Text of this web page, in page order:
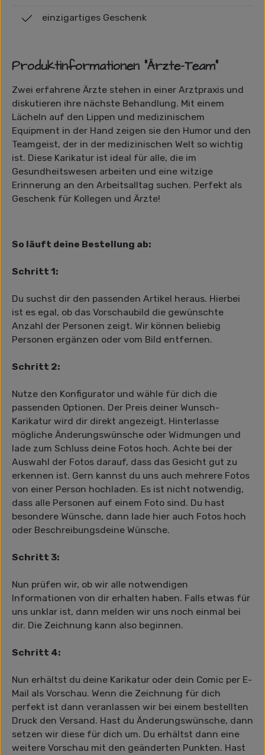
einzigartiges Geschenk
Produktinformationen "Ärzte-Team"
Zwei erfahrene Ärzte stehen in einer Arztpraxis und
diskutieren ihre nächste Behandlung. Mit einem
Lächeln auf den Lippen und medizinischem
Equipment in der Hand zeigen sie den Humor und den
Teamgeist, der in der medizinischen Welt so wichtig
ist. Diese Karikatur ist ideal für alle, die im
Gesundheitswesen arbeiten und eine witzige
Erinnerung an den Arbeitsalltag suchen. Perfekt als
Geschenk für Kollegen und Ärzte!
So läuft deine Bestellung ab:
Schritt 1:
Du suchst dir den passenden Artikel heraus. Hierbei
ist es egal, ob das Vorschaubild die gewünschte
Anzahl der Personen zeigt. Wir können beliebig
Personen ergänzen oder vom Bild entfernen.
Schritt 2:
Nutze den Konfigurator und wähle für dich die
passenden Optionen. Der Preis deiner Wunsch-
Karikatur wird dir direkt angezeigt. Hinterlasse
mögliche Änderungswünsche oder Widmungen und
lade zum Schluss deine Fotos hoch. Achte bei der
Auswahl der Fotos darauf, dass das Gesicht gut zu
erkennen ist. Gern kannst du uns auch mehrere Fotos
von einer Person hochladen. Es ist nicht notwendig,
dass alle Personen auf einem Foto sind. Du hast
besondere Wünsche, dann lade hier auch Fotos hoch
oder Beschreibungsdeine Wünsche.
Schritt 3:
Nun prüfen wir, ob wir alle notwendigen
Informationen von dir erhalten haben. Falls etwas für
uns unklar ist, dann melden wir uns noch einmal bei
dir. Die Zeichnung kann also beginnen.
Schritt 4:
Nun erhältst du deine Karikatur oder dein Comic per E-
Mail als Vorschau. Wenn die Zeichnung für dich
perfekt ist dann veranlassen wir bei einem bestellten
Druck den Versand. Hast du Änderungswünsche, dann
setzen wir diese für dich um. Du erhältst dann eine
weitere Vorschau mit den geänderten Punkten. Hast